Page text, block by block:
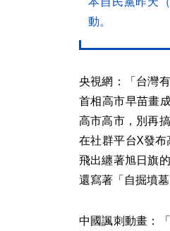
動。
央視網：「台灣
首相高市早苗畫
高市高市，別再
在社群平台X發
飛出纏著旭日旗
還寫著「自掘墳
中國諷刺動畫：